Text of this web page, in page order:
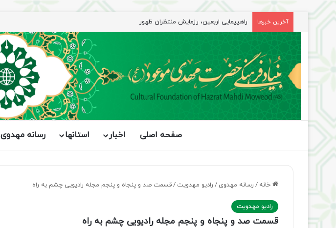
آخرین خبرها
صفحه اصلی اخبار استانها رسانه مهدوی
خانه / رسانه مهدوی / رادیو مهدویت /قسمت صد و پنجاه و پنجم مجله رادیویی چشم به راه
رادیو مهدویت
قسمت صد و پنجاه و پنجم مجله رادیویی چشم به راه